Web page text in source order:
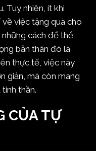
Tuy nhiên, ít khi
việc tặng quà cho
cách để thể
bản thân đó là
thực tế, việc này
giản, mà còn mang
thần.
CỦA TỰ